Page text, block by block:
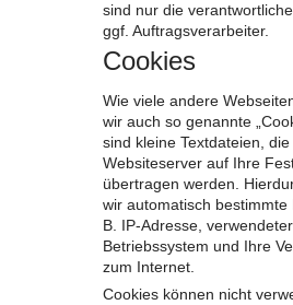
sind nur die
ggf. Auftragsverarbeiter.
Cookies
Wie viele andere
wir auch so genannte
sind kleine Textdateien,
Websiteserver auf Ihre
übertragen werden.
wir automatisch bestimmte
B. IP-Adresse,
Betriebssystem und Ihre
zum Internet.
Cookies können nicht